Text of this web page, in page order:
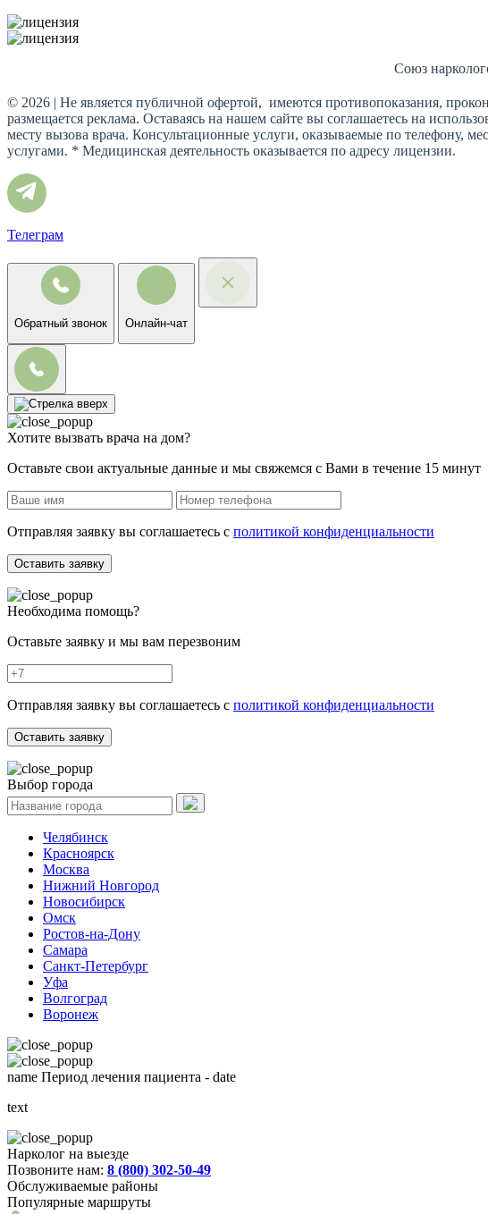
Союз
© 2026 | Не является публичной офертой, имеются противопоказания,
размещается реклама. Оставаясь на нашем сайте вы соглашаетесь на
месту вызова врача. Консультационные услуги, оказываемые по телефону,
услугами. * Медицинская деятельность оказывается по адресу лицензии.
Телеграм
Обратный звонок Онлайн-чат
Хотите вызвать врача на дом?
Оставьте свои актуальные данные и мы свяжемся с Вами в течение 15 минут
Отправляя заявку вы соглашаетесь с политикой конфиденциальности
Оставить заявку
Необходима помощь?
Оставьте заявку и мы вам перезвоним
Отправляя заявку вы соглашаетесь с политикой конфиденциальности
Оставить заявку
Выбор города
Челябинск
Красноярск
Москва
Нижний Новгород
Новосибирск
Омск
Ростов-на-Дону
Самара
Санкт-Петербург
Уфа
Волгоград
Воронеж
name Период лечения пациента - date
text
Нарколог на выезде
Позвоните нам: 8 (800) 302-50-49
Обслуживаемые районы
Популярные маршруты